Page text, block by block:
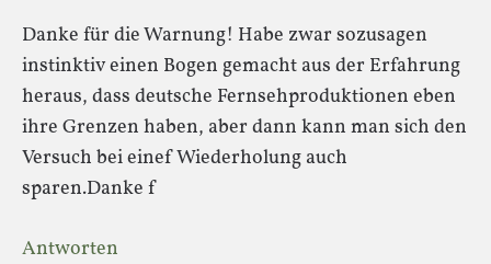
Danke für die Warnung! Habe zwar sozusagen
instinktiv einen Bogen gemacht aus der Erfahrung
heraus, dass deutsche Fernsehproduktionen eben
ihre Grenzen haben, aber dann kann man sich den
Versuch bei einef Wiederholung auch
sparen.Danke f
Antworten